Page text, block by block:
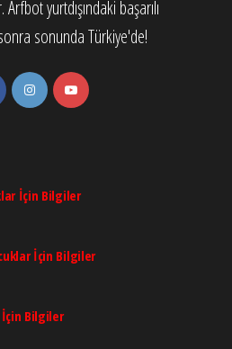
yurtdışındaki başarılı
sonunda Türkiye'de!
İçin Bilgiler
İçin Bilgiler
Bilgiler